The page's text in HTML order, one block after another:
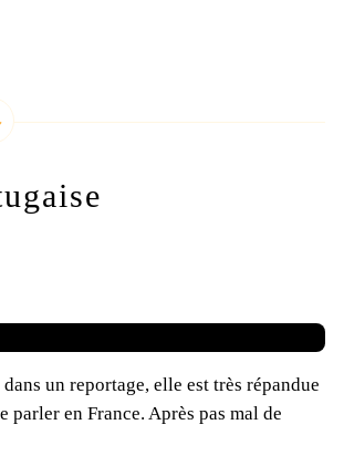
un reportage, elle est très répandue
parler en France. Après pas mal de